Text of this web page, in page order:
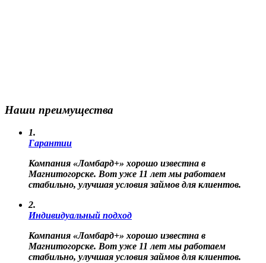
Наши преимущества
1.
Гарантии
Компания «Ломбард+» хорошо известна в
Магнитогорске. Вот уже 11 лет мы работаем
стабильно, улучшая условия займов для клиентов.
2.
Индивидуальный подход
Компания «Ломбард+» хорошо известна в
Магнитогорске. Вот уже 11 лет мы работаем
стабильно, улучшая условия займов для клиентов.